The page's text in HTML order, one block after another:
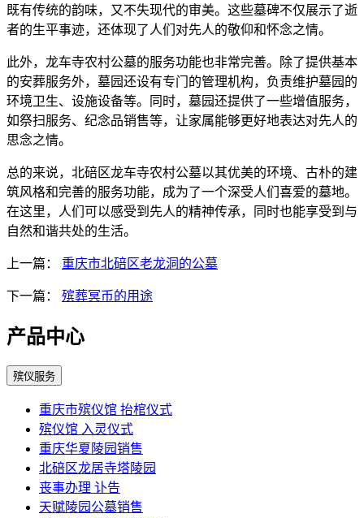
既有传统的韵味，又不失现代的审美。这些墓碑不仅展示了逝
者的生平事迹，还体现了人们对先人的敬仰和怀念之情。
此外，龙车寺农村公墓的服务功能也非常完善。除了提供基本
的安葬服务外，墓园还设有专门的管理机构，负责维护墓园的
环境卫生、设施设备等。同时，墓园还提供了一些增值服务，
如祭扫服务、纪念品销售等，让家属能够更好地表达对先人的
思念之情。
总的来说，北碚区龙车寺农村公墓以其优美的环境、古朴的建
筑风格和完善的服务功能，成为了一个深受人们喜爱的墓地。
在这里，人们可以感受到先人的精神传承，同时也能享受到与
自然和谐共处的生活。
上一篇： 重庆市北碚区老龙洞的公墓
下一篇： 殡葬冥币的用途
产品中心
殡仪服务
重庆市殡仪馆 抬棺仪式
殡仪馆 入灵仪式
重庆华夏陵园销售
北碚区龙居寺塔陵园
丧事办理 讣告
天赋陵园公墓销售